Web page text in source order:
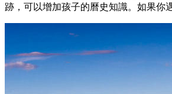
跡，可以增加孩子的曆史知識。如果你